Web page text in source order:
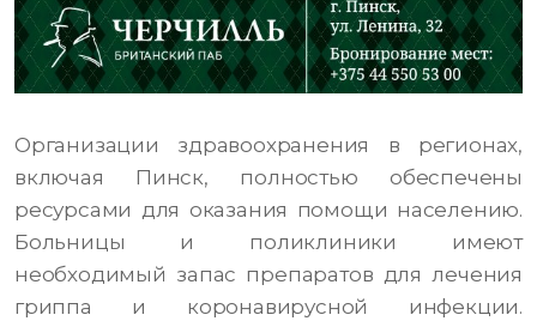
Организации здравоохранения в регионах,
включая Пинск, полностью обеспечены
ресурсами для оказания помощи населению.
Больницы и поликлиники имеют
необходимый запас препаратов для лечения
гриппа и коронавирусной инфекции.